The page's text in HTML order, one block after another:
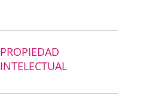
PROPIEDAD
INTELECTUAL